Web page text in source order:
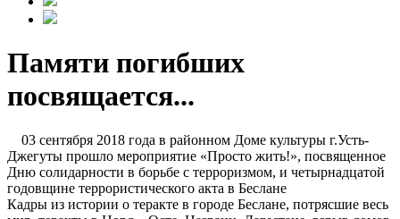
Памяти погибших
посвящается...
03 сентября 2018 года в районном Доме культуры г.Усть-
Джегуты прошло мероприятие «Просто жить!», посвященное
Дню солидарности в борьбе с терроризмом, и четырнадцатой
годовщине террористического акта в Беслане
Кадры из истории о теракте в городе Беслане, потрясшие весь